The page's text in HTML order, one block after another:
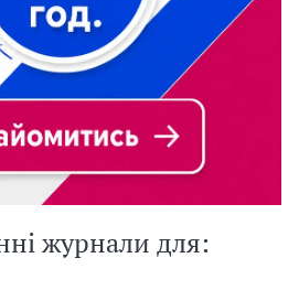
журнали для: